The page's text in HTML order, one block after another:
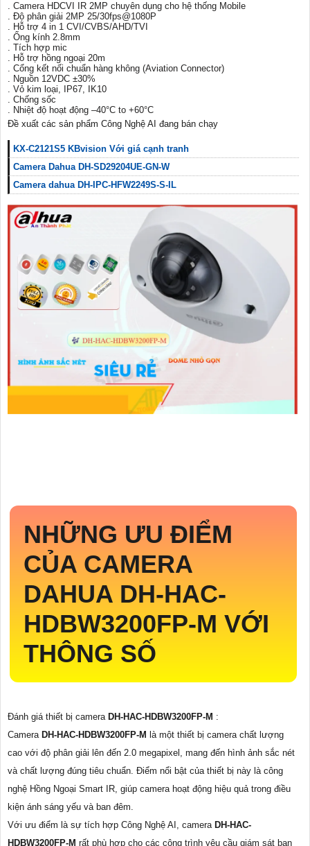
. Camera HDCVI IR 2MP chuyên dụng cho hệ thống Mobile
. Độ phân giải 2MP 25/30fps@1080P
. Hỗ trợ 4 in 1 CVI/CVBS/AHD/TVI
. Ống kính 2.8mm
. Tích hợp mic
. Hỗ trợ hồng ngoại 20m
. Cổng kết nối chuẩn hàng không (Aviation Connector)
. Nguồn 12VDC ±30%
. Vỏ kim loại, IP67, IK10
. Chống sốc
. Nhiệt độ hoạt động –40°C to +60°C
Đề xuất các sản phẩm Công Nghệ AI đang bán chạy
KX-C2121S5 KBvision Với giá cạnh tranh
Camera Dahua DH-SD29204UE-GN-W
Camera dahua DH-IPC-HFW2249S-S-IL
NHỮNG ƯU ĐIỂM
CỦA CAMERA
DAHUA DH-HAC-
HDBW3200FP-M VỚI
THÔNG SỐ
Đánh giá thiết bị camera DH-HAC-HDBW3200FP-M :
Camera DH-HAC-HDBW3200FP-M là một thiết bị camera chất lượng
cao với độ phân giải lên đến 2.0 megapixel, mang đến hình ảnh sắc nét
và chất lượng đúng tiêu chuẩn. Điểm nổi bật của thiết bị này là công
nghệ Hồng Ngoại Smart IR, giúp camera hoạt động hiệu quả trong điều
kiện ánh sáng yếu và ban đêm.
Với ưu điểm là sự tích hợp Công Nghệ AI, camera DH-HAC-
HDBW3200FP-M rất phù hợp cho các công trình yêu cầu giám sát ban